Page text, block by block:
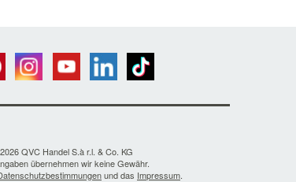
QVC Handel S.à r.l. & Co. KG
übernehmen wir keine Gewähr.
und das Impressum.